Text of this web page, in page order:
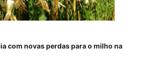
com novas perdas para o milho na